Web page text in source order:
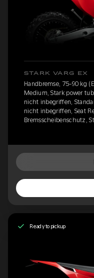
STARK VARG EX
Handbremse, 75-90 kg
Medium, Stark power
nicht inbegriffen,
nicht inbegriffen, Seat
Bremsscheibenschutz,
Ready to pickup